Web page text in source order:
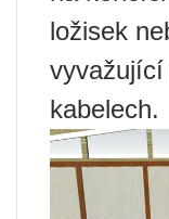
ložisek
kabelech.